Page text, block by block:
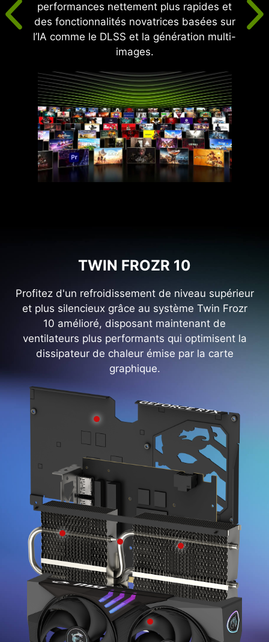
performances nettement plus rapides et
des fonctionnalités novatrices basées sur
l’IA comme le DLSS et la génération multi-
images.
TWIN FROZR 10
Profitez d'un refroidissement de niveau supérieur
et plus silencieux grâce au système Twin Frozr
10 amélioré, disposant maintenant de
ventilateurs plus performants qui optimisent la
dissipateur de chaleur émise par la carte
graphique.